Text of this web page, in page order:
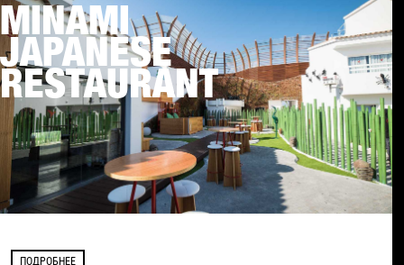
MINAMI
JAPANESE
RESTAURANT
ПОДРОБНЕЕ